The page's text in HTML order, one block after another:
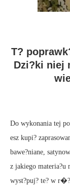
T?
Dzi?ki niej
Do wykonania tej
esz kupi?
bawe?niane,
z jakiego
wyst?puj? te? w